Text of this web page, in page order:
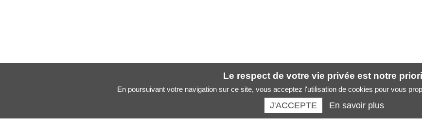
Le respect de votre vie privée est notre
En poursuivant votre navigation sur ce site, vous acceptez l'utilisation de cookies pour vous
J'ACCEPTE En savoir plus